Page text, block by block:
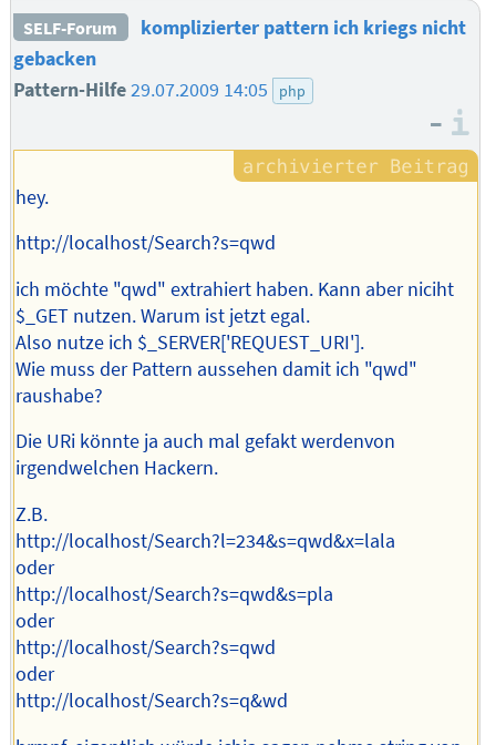
SELF-Forum
komplizierter pattern ich kriegs nicht
gebacken
Pattern-Hilfe29.07.2009 14:05 php
–
hey.
http://localhost/Search?s=qwd
ich möchte "qwd" extrahiert haben. Kann aber niciht
$_GET nutzen. Warum ist jetzt egal.
Also nutze ich $_SERVER['REQUEST_URI'].
Wie muss der Pattern aussehen damit ich "qwd"
raushabe?
Die URi könnte ja auch mal gefakt werdenvon
irgendwelchen Hackern.
Z.B.
http://localhost/Search?l=234&s=qwd&x=lala
oder
http://localhost/Search?s=qwd&s=pla
oder
http://localhost/Search?s=qwd
oder
http://localhost/Search?s=q&wd